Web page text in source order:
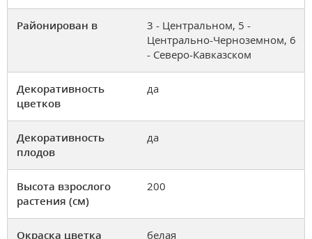
Районирован в
3 - Центральном, 5 -
Центрально-Черноземном, 6
- Северо-Кавказском
Декоративность
цветков
да
Декоративность
плодов
да
Высота взрослого
растения (см)
200
Окраска цветка белая